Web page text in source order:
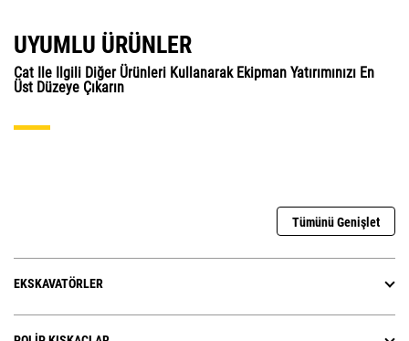
UYUMLU ÜRÜNLER
Cat Ile Ilgili Diğer Ürünleri Kullanarak Ekipman Yatırımınızı En
Üst Düzeye Çıkarın
Tümünü Genişlet
EKSKAVATÖRLER